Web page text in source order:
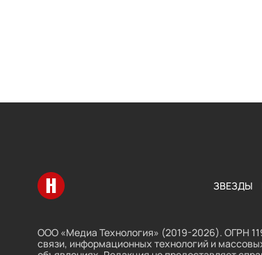
Перейти на главную ЗВЕЗДЫ
ООО «Медиа Технология» (2019-2026). ОГРН
связи, информационных технологий и